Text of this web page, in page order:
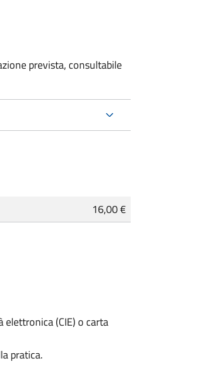
prevista, consultabile
16,00 €
elettronica (CIE) o carta
pratica.